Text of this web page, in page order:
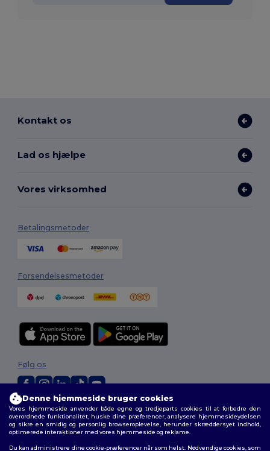
Kontakt os
Lad os hjælpe
Vores virksomhed
Betalingsmetoder
Forsendelsesmetoder
2026. Alle rettigheder forbeholdes
Vilkår og Betingelser|Tilpasset politik|Fortrolighedspolitik|Politik for
cookies|Sitemap
Følg os
Denne hjemmeside bruger cookies
Vores hjemmeside anvender både egne og tredjeparts cookies til at forbedre den
overordnede funktionalitet, huske dine præferencer, analysere hjemmesideydelsen
og sikre en smidig og personlig browseroplevelse, herunder skræddersyet indhold,
optimerede interaktioner med vores hjemmeside og reklame.
Du kan administrere dine cookie-præferencer når som helst. Nødvendige cookies, som